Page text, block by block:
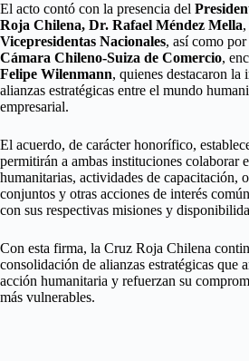
El acto contó con la presencia del
Roja Chilena, Dr. Rafael Méndez Mella
Vicepresidentas Nacionales, así como por
Cámara Chileno-Suiza de Comercio,
Felipe Wilenmann, quienes destacaron la
alianzas estratégicas entre el mundo
empresarial.
El acuerdo, de carácter honorífico,
permitirán a ambas instituciones colaborar
humanitarias, actividades de capacitación,
conjuntos y otras acciones de interés
con sus respectivas misiones y
Con esta firma, la Cruz Roja Chilena
consolidación de alianzas estratégicas que
acción humanitaria y refuerzan su
más vulnerables.